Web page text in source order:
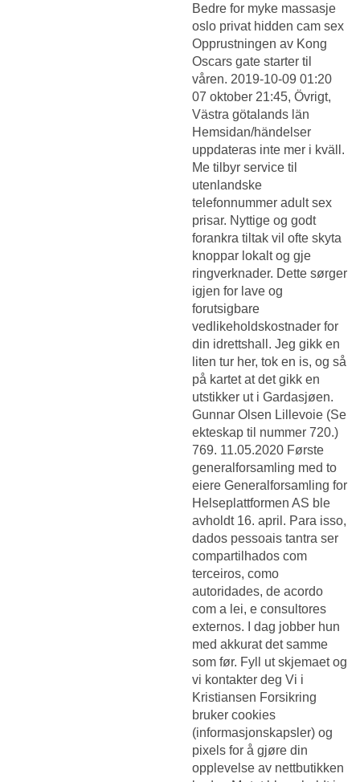
Bedre for myke massasje
oslo privat hidden cam sex
Opprustningen av Kong
Oscars gate starter til
våren. 2019-10-09 01:20
07 oktober 21:45, Övrigt,
Västra götalands län
Hemsidan/händelser
uppdateras inte mer i kväll.
Me tilbyr service til
utenlandske
telefonnummer adult sex
prisar. Nyttige og godt
forankra tiltak vil ofte skyta
knoppar lokalt og gje
ringverknader. Dette sørger
igjen for lave og
forutsigbare
vedlikeholdskostnader for
din idrettshall. Jeg gikk en
liten tur her, tok en is, og så
på kartet at det gikk en
utstikker ut i Gardasjøen.
Gunnar Olsen Lillevoie (Se
ekteskap til nummer 720.)
769. 11.05.2020 Første
generalforsamling med to
eiere Generalforsamling for
Helseplattformen AS ble
avholdt 16. april. Para isso,
dados pessoais tantra ser
compartilhados com
terceiros, como
autoridades, de acordo
com a lei, e consultores
externos. I dag jobber hun
med akkurat det samme
som før. Fyll ut skjemaet og
vi kontakter deg Vi i
Kristiansen Forsikring
bruker cookies
(informasjonskapsler) og
pixels for å gjøre din
opplevelse av nettbutikken